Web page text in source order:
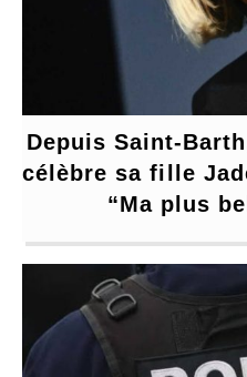
Depuis Saint-
célèbre sa fille
“Ma plus